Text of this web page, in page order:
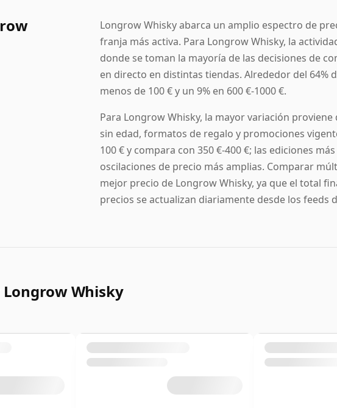
Longrow Whisky abarca un amplio espectro de
franja más activa. Para Longrow Whisky, la
donde se toman la mayoría de las decisiones de
en directo en distintas tiendas. Alrededor del 64%
menos de 100 € y un 9% en 600 €-1000 €.
Para Longrow Whisky, la mayor variación
sin edad, formatos de regalo y promociones
100 € y compara con 350 €-400 €; las ediciones
oscilaciones de precio más amplias. Comparar
mejor precio de Longrow Whisky, ya que el total
precios se actualizan diariamente desde los feeds
Whisky